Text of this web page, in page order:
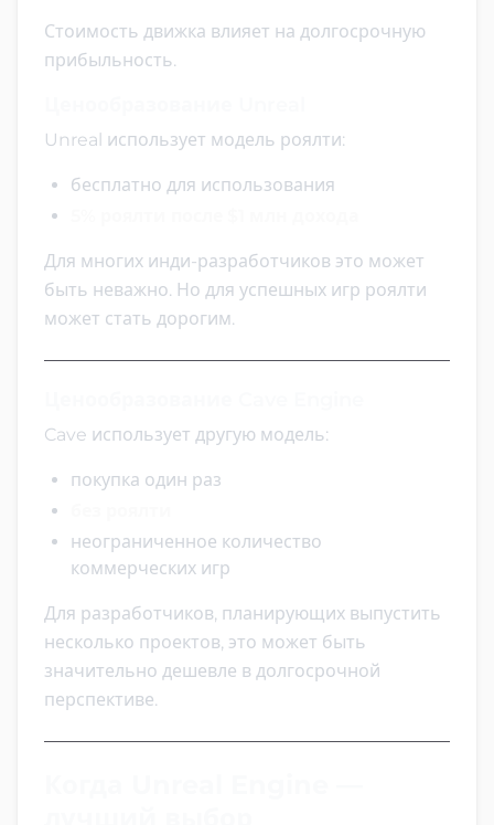
Стоимость движка влияет на долгосрочную
прибыльность.
Unreal использует модель роялти:
бесплатно для использования
Для многих инди-разработчиков это может
быть неважно. Но для успешных игр роялти
может стать дорогим.
Cave использует другую модель:
покупка один раз
неограниченное количество
коммерческих игр
Для разработчиков, планирующих выпустить
несколько проектов, это может быть
значительно дешевле в долгосрочной
перспективе.